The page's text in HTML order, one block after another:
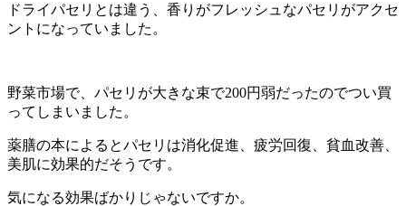
ドライパセリとは違う、香りがフレッシュなパセリがアクセ
ントになっていました。
野菜市場で、パセリが大きな束で200円弱だったのでつい買
ってしまいました。
薬膳の本によるとパセリは消化促進、疲労回復、貧血改善、
美肌に効果的だそうです。
気になる効果ばかりじゃないですか。